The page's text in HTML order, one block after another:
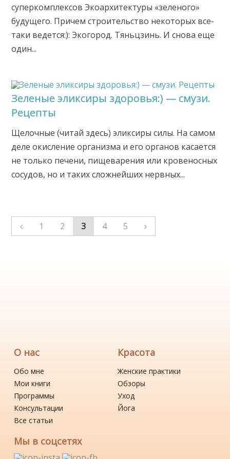
суперкомплексов Экоархитектуры «зеленого»
будущего. Причем строительство некоторых все-
таки ведется:): Экогород. Тяньцзинь. И снова еще
один...
Зеленые эликсиры здоровья:) — смузи.
Рецепты
Щелочные (читай здесь) эликсиры силы. На самом
деле окисление организма и его органов касается
не только печени, пищеварения или кровеносных
сосудов, но и таких сложнейших нервных...
1 2 3 4 5
О нас
Обо мне
Мои книги
Программы
Консультации
Все статьи
Мы в соцсетях
Красота
Женские практики
Обзоры
Уход
Йога